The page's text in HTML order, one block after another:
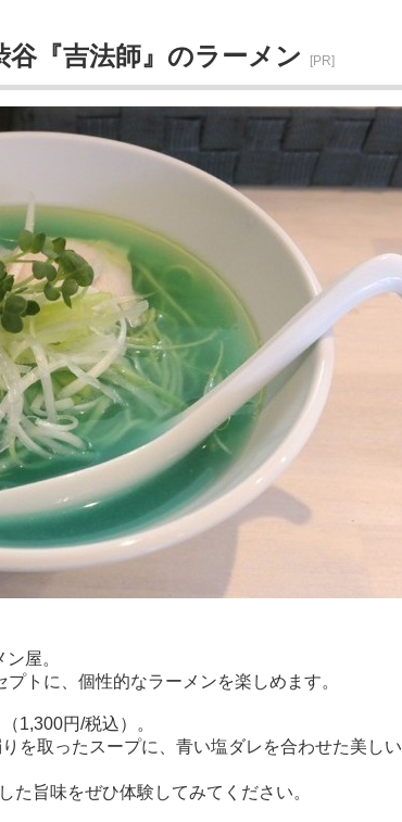
谷『吉法師』のラーメン [PR]
屋。
トに、個性的なラーメンを楽しめます。
1,300円/税込）。
を取ったスープに、青い塩ダレを合わせた美しい
た旨味をぜひ体験してみてください。